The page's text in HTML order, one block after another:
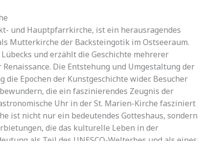
und Hauptpfarrkirche, ist ein herausragendes
Mutterkirche der Backsteingotik im Ostseeraum.
und erzählt die Geschichte mehrerer
Die Entstehung und Umgestaltung der
Epochen der Kunstgeschichte wider. Besucher
die ein faszinierendes Zeugnis der
Uhr in der St. Marien-Kirche fasziniert
ist nicht nur ein bedeutendes Gotteshaus, sondern
die das kulturelle Leben in der